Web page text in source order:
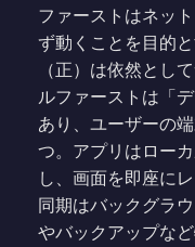
ファーストはネッ
ず動くことを目的
（正）は依然とし
ルファーストは「
あり、ユーザーの
つ。アプリはロー
し、画面を即座に
同期はバックグラ
やバックアップな